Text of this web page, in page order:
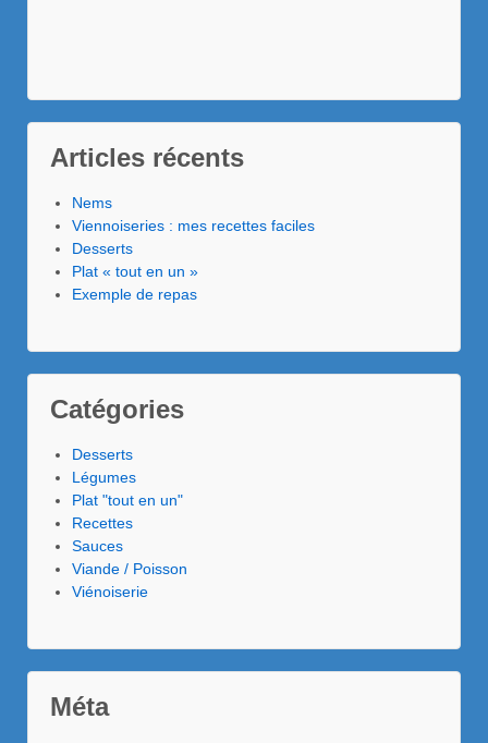
Articles récents
Nems
Viennoiseries : mes recettes faciles
Desserts
Plat « tout en un »
Exemple de repas
Catégories
Desserts
Légumes
Plat "tout en un"
Recettes
Sauces
Viande / Poisson
Viénoiserie
Méta